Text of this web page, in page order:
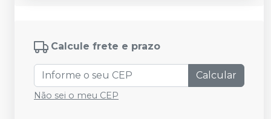
Calcule frete e prazo
Calcular
Não sei o meu CEP